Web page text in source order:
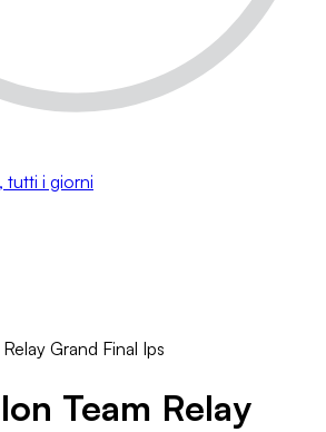
tutti i giorni
Team Relay